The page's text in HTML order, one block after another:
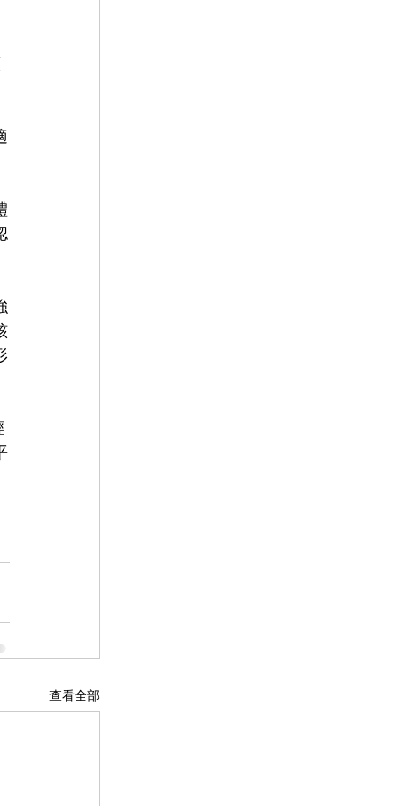
查看全部